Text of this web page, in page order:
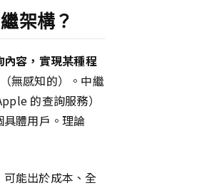
架構？
容，實現某種程
無感知的）。中繼
的查詢服務）
體用戶。理論
能出於成本、全